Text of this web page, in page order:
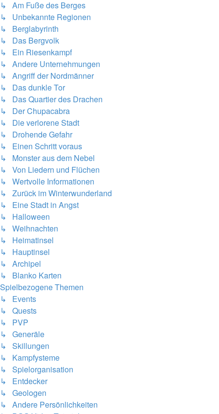
↳ Am Fuße des Berges
↳ Unbekannte Regionen
↳ Berglabyrinth
↳ Das Bergvolk
↳ Ein Riesenkampf
↳ Andere Unternehmungen
↳ Angriff der Nordmänner
↳ Das dunkle Tor
↳ Das Quartier des Drachen
↳ Der Chupacabra
↳ Die verlorene Stadt
↳ Drohende Gefahr
↳ Einen Schritt voraus
↳ Monster aus dem Nebel
↳ Von Liedern und Flüchen
↳ Wertvolle Informationen
↳ Zurück im Winterwunderland
↳ Eine Stadt in Angst
↳ Halloween
↳ Weihnachten
↳ Heimatinsel
↳ Hauptinsel
↳ Archipel
↳ Blanko Karten
Spielbezogene Themen
↳ Events
↳ Quests
↳ PVP
↳ Generäle
↳ Skillungen
↳ Kampfysteme
↳ Spielorganisation
↳ Entdecker
↳ Geologen
↳ Andere Persönlichkeiten